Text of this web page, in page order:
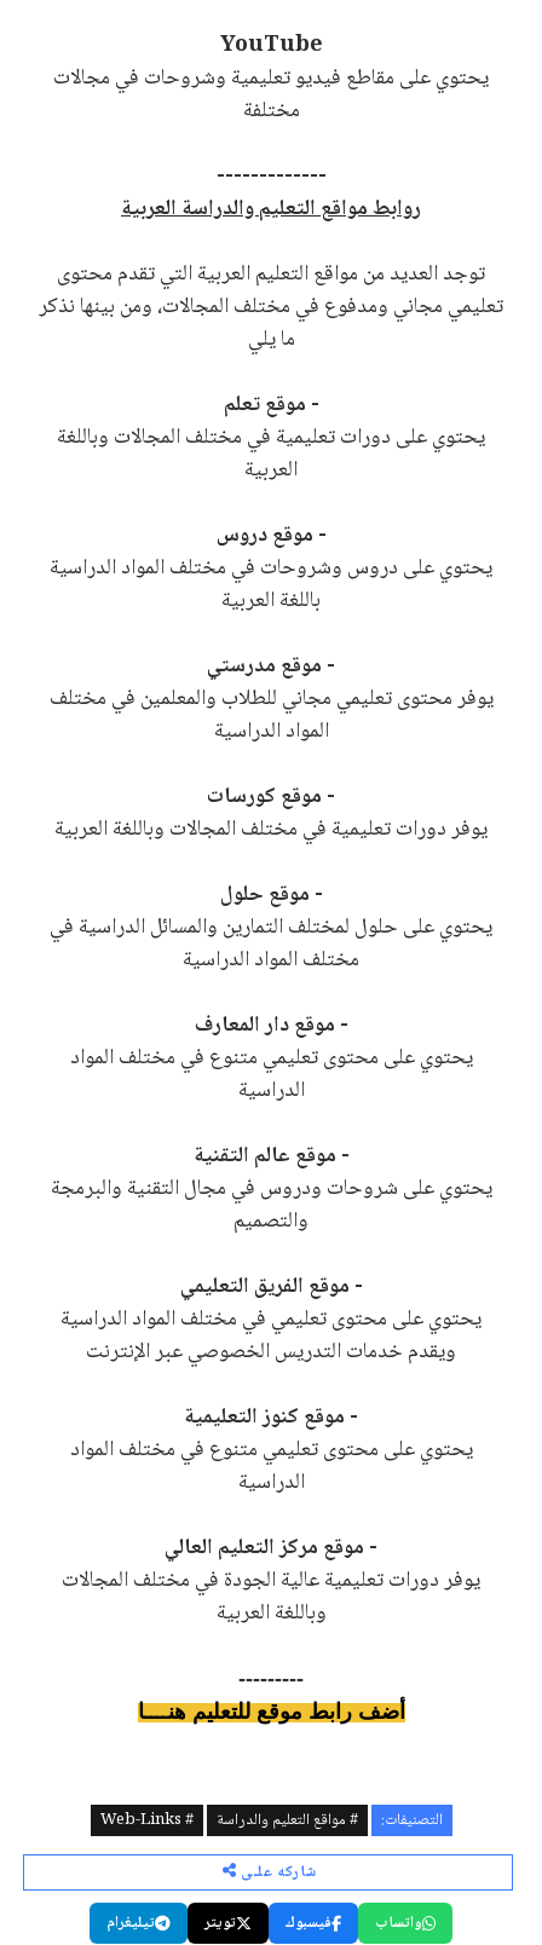
YouTube
يحتوي على مقاطع فيديو تعليمية وشروحات في مجالات
مختلفة
-------------
روابط مواقع التعليم والدراسة العربية
توجد العديد من مواقع التعليم العربية التي تقدم محتوى
تعليمي مجاني ومدفوع في مختلف المجالات، ومن بينها نذكر
ما يلي
- موقع تعلم
يحتوي على دورات تعليمية في مختلف المجالات وباللغة
العربية
- موقع دروس
يحتوي على دروس وشروحات في مختلف المواد الدراسية
باللغة العربية
- موقع مدرستي
يوفر محتوى تعليمي مجاني للطلاب والمعلمين في مختلف
المواد الدراسية
- موقع كورسات
يوفر دورات تعليمية في مختلف المجالات وباللغة العربية
- موقع حلول
يحتوي على حلول لمختلف التمارين والمسائل الدراسية في
مختلف المواد الدراسية
- موقع دار المعارف
يحتوي على محتوى تعليمي متنوع في مختلف المواد
الدراسية
- موقع عالم التقنية
يحتوي على شروحات ودروس في مجال التقنية والبرمجة
والتصميم
- موقع الفريق التعليمي
يحتوي على محتوى تعليمي في مختلف المواد الدراسية
ويقدم خدمات التدريس الخصوصي عبر الإنترنت
- موقع كنوز التعليمية
يحتوي على محتوى تعليمي متنوع في مختلف المواد
الدراسية
- موقع مركز التعليم العالي
يوفر دورات تعليمية عالية الجودة في مختلف المجالات
وباللغة العربية
---------
أضف رابط موقع للتعليم هنــــا
التصنيفات: # مواقع التعليم والدراسة
# Web-Links
شاركه علـى
واتساب
فيسبوك تويتر تيليغرام